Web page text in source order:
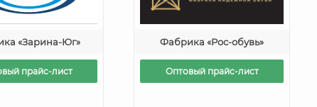
«Зарина-Юг»
прайс-лист
Фабрика «Рос-обувь»
Оптовый прайс-лист